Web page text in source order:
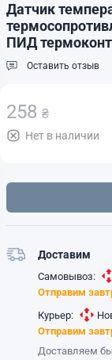
Датчик
ПИД
Оставить отзыв
258 ₴
Нет в наличии
Доставим
Самовывоз:
Отправим
Курьер:
Отправим
Доставляем